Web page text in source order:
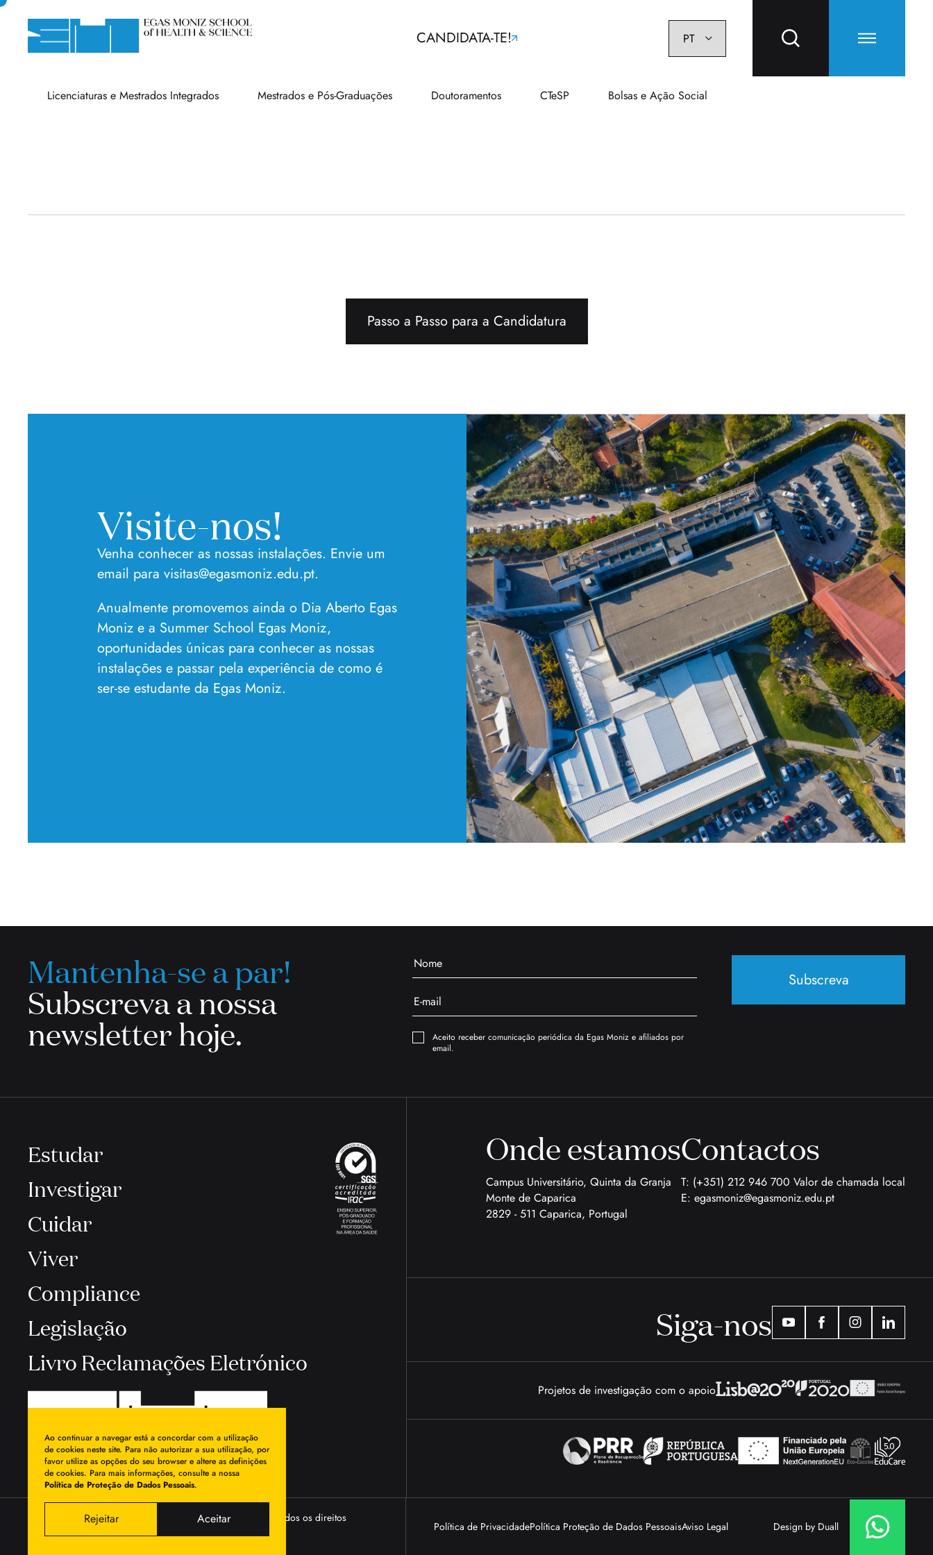
CANDIDATA-TE!
Licenciaturas e Mestrados Integrados Mestrados e Pós-Graduações Doutoramentos CTeSP Bolsas e Ação Social
Passo a Passo para a Candidatura
Visite-nos!
Venha conhecer as nossas instalações. Envie um
email para visitas@egasmoniz.edu.pt.
Anualmente promovemos ainda o Dia Aberto Egas
Moniz e a Summer School Egas Moniz,
oportunidades únicas para conhecer as nossas
instalações e passar pela experiência de como é
ser-se estudante da Egas Moniz.
Mantenha-se a par!
Subscreva a nossa
newsletter hoje.
Aceito receber comunicação periódica da Egas Moniz e afiliados por
email.
Subscreva
Estudar
Investigar
Cuidar
Viver
Compliance
Legislação
Livro Reclamações Eletrónico
Onde estamos
Campus Universitário, Quinta da Granja
Monte de Caparica
2829 - 511 Caparica, Portugal
Contactos
T: (+351) 212 946 700 Valor de chamada local
E: egasmoniz@egasmoniz.edu.pt
Siga-nos
Projetos de investigação com o apoio
© 2026 Egas Moniz - Cooperativa de Ensino Superior, Crl. Todos os direitos
Política de PrivacidadePolítica Proteção de Dados PessoaisAviso Legal Design by Duall
Ao continuar a navegar está a concordar com a utilização
de cookies neste site. Para não autorizar a sua utilização, por
favor utilize as opções do seu browser e altere as definições
de cookies. Para mais informações, consulte a nossa
Política de Proteção de Dados Pessoais.
Rejeitar Aceitar